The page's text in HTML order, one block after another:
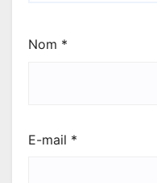
Nom *
E-mail *